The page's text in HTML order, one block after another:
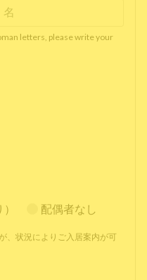
letters, please write your
配偶者なし
、状況によりご入居案内が可